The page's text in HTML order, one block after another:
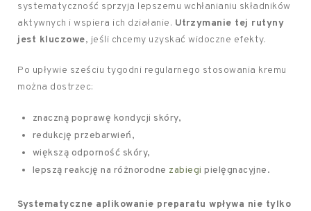
systematyczność sprzyja lepszemu wchłanianiu składników
aktywnych i wspiera ich działanie. Utrzymanie tej rutyny
jest kluczowe, jeśli chcemy uzyskać widoczne efekty.
Po upływie sześciu tygodni regularnego stosowania kremu
można dostrzec:
znaczną poprawę kondycji skóry,
redukcję przebarwień,
większą odporność skóry,
lepszą reakcję na różnorodne zabiegi pielęgnacyjne.
Systematyczne aplikowanie preparatu wpływa nie tylko